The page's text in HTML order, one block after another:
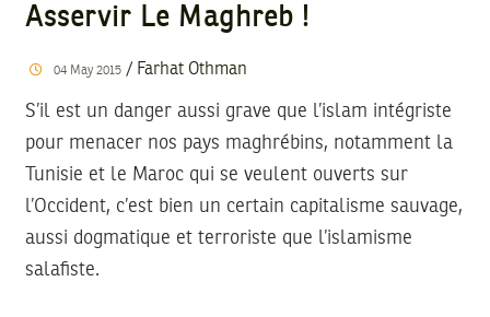
Asservir Le Maghreb !
04 May 2015/ Farhat Othman
S’il est un danger aussi grave que l’islam intégriste
pour menacer nos pays maghrébins, notamment la
Tunisie et le Maroc qui se veulent ouverts sur
l’Occident, c’est bien un certain capitalisme sauvage,
aussi dogmatique et terroriste que l’islamisme
salafiste.